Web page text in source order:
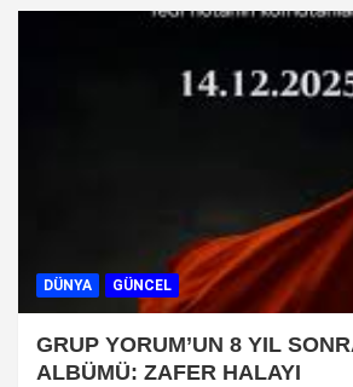
DÜNYA GÜNCEL
GRUP YORUM’UN 8 YIL
ALBÜMÜ: ZAFER HALAYI